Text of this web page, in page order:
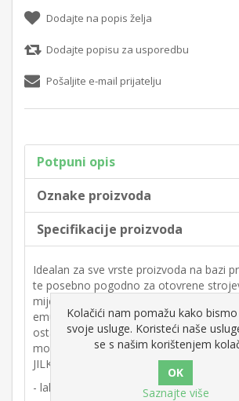
Dodajte na popis želja
Dodajte popisu za usporedbu
Pošaljite e-mail prijatelju
Potpuni opis
Oznake proizvoda
Specifikacije proizvoda
Idealan za sve vrste proizvoda na bazi
te posebno pogodno za otovrene
miješanje. Prednost korištenja gela
emulgatora u prahu je u tome što se
ostalim sastojcima u receptu. Gel se
može skratiti vrijeme miješanja do
JILK emulgator?
- lako se koristi i dobro se raspršuje u
Kolačići nam pomažu kako
svoje usluge. Koristeći naše
se s našim korištenjem
Saznajte više